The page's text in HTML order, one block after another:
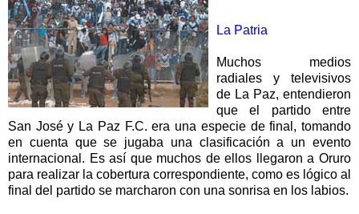
La Patria
Muchos medios
radiales y televisivos
de La Paz, entendieron
que el partido entre
San José y La Paz F.C. era una especie de final, tomando
en cuenta que se jugaba una clasificación a un evento
internacional. Es así que muchos de ellos llegaron a Oruro
para realizar la cobertura correspondiente, como es lógico al
final del partido se marcharon con una sonrisa en los labios.